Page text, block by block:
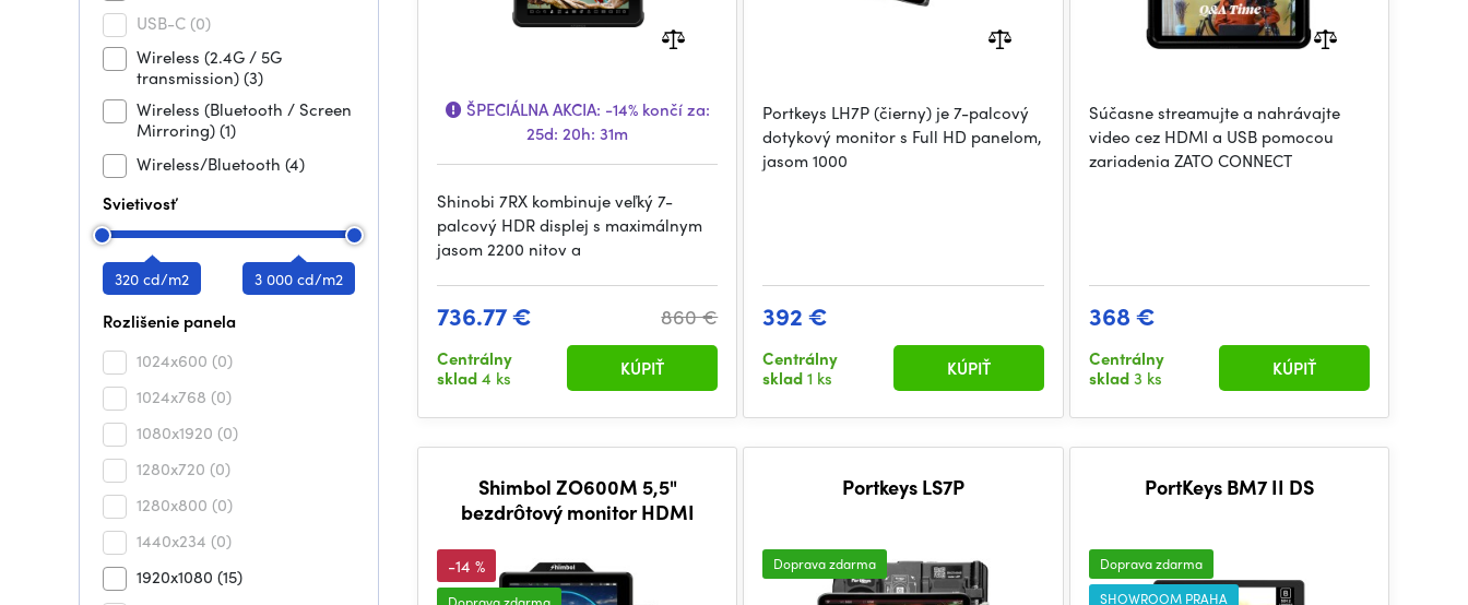
USB-C (0)
Wireless (2.4G / 5G
transmission)(3)
Wireless (Bluetooth / Screen
Mirroring)(1)
Wireless/Bluetooth (4)
Svietivosť
320 cd/m2 3 000 cd/m2
Rozlišenie panela
1024x600 (0)
1024x768 (0)
1080x1920 (0)
1280x720 (0)
1280x800 (0)
1440x234 (0)
1920x1080 (15)
ŠPECIÁLNA AKCIA: -14%končí za:
25d: 20h: 31m
Shinobi 7RX kombinuje veľký 7-
palcový HDR displej s maximálnym
jasom 2200 nitov a
736.77 € 860 €
Centrálny
sklad4 ks KÚPIŤ
Portkeys LH7P (čierny) je 7-palcový
dotykový monitor s Full HD panelom,
jasom 1000
392 €
Centrálny
sklad1 ks KÚPIŤ
Súčasne streamujte a nahrávajte
video cez HDMI a USB pomocou
zariadenia ZATO CONNECT
368 €
Centrálny
sklad3 ks KÚPIŤ
Shimbol ZO600M 5,5"
bezdrôtový monitor HDMI
-14 %
Portkeys LS7P
Doprava zdarma
PortKeys BM7 II DS
Doprava zdarma
SHOWROOM PRAHA